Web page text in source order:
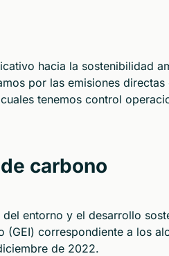
hacia la sostenibilidad
por las emisiones
tenemos control
carbono
entorno y el desarrollo
correspondiente a los
de 2022.